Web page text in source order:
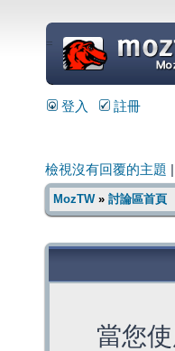
=
登入 註冊
檢視沒有回覆的主題
MozTW» 討論區首頁
當您